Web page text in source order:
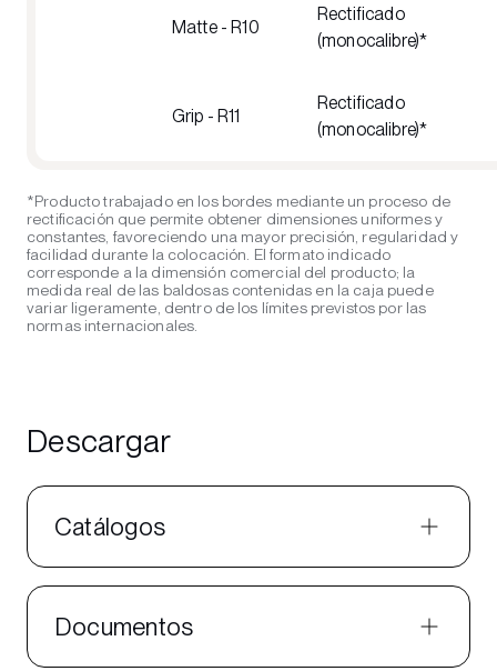
Matte - R10
Rectificado
(monocalibre)*
Grip - R11
Rectificado
(monocalibre)*
*Producto trabajado en los bordes mediante un proceso de
rectificación que permite obtener dimensiones uniformes y
constantes, favoreciendo una mayor precisión, regularidad y
facilidad durante la colocación. El formato indicado
corresponde a la dimensión comercial del producto; la
medida real de las baldosas contenidas en la caja puede
variar ligeramente, dentro de los límites previstos por las
normas internacionales.
Descargar
Catálogos
Documentos